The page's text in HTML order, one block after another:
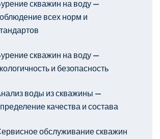
скважин на воду —
всех норм и
скважин на воду —
и безопасность
воды из скважины —
качества и состава
обслуживание скважин